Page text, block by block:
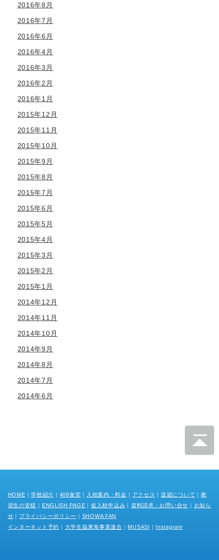
2016年8月
2016年7月
2016年6月
2016年4月
2016年3月
2016年2月
2016年1月
2015年12月
2015年11月
2015年10月
2015年9月
2015年8月
2015年7月
2015年6月
2015年5月
2015年4月
2015年3月
2015年2月
2015年1月
2014年12月
2014年11月
2014年10月
2014年9月
2014年8月
2014年7月
2014年6月
HOME ｜学校紹介 ｜ 408食堂 ｜ 入校案内・料金 ｜ アクセス ｜送迎について ｜ 教
習生の皆様 ｜ ENGLISH PAGE ｜ 仮入校申込み ｜ 資料請求・お問い合せ ｜ お知ら
せ ｜ プライバシーポリシー ｜ SHOWA FAN
インターネット予約 ｜ 大学生協東海事業連合 ｜ MUSASI ｜ Instagram